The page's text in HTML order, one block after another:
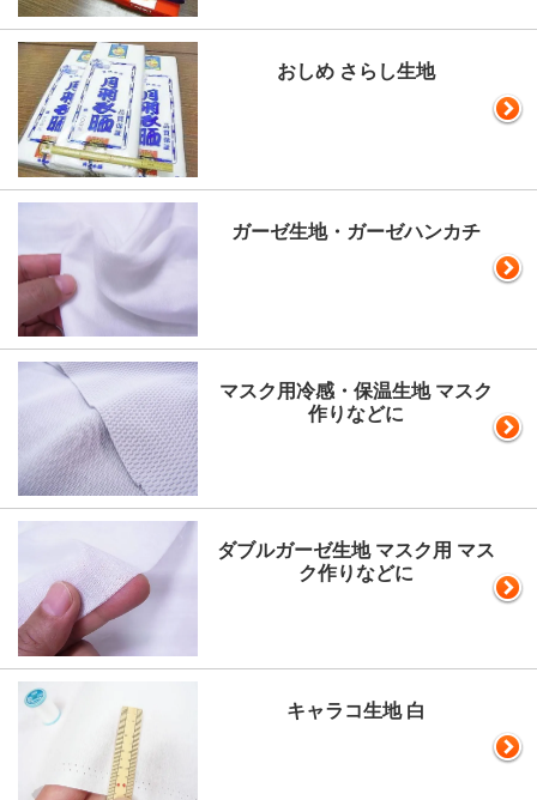
おしめ さらし生地
ガーゼ生地・ガーゼハンカチ
マスク用冷感・保温生地 マスク
作りなどに
ダブルガーゼ生地 マスク用 マス
ク作りなどに
キャラコ生地 白